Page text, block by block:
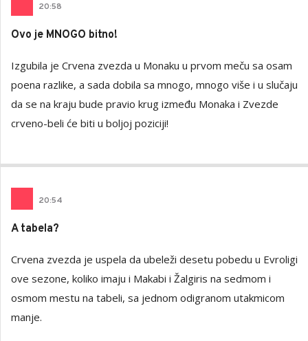
20:58
Ovo je MNOGO bitno!
Izgubila je Crvena zvezda u Monaku u prvom meču sa osam
poena razlike, a sada dobila sa mnogo, mnogo više i u slučaju
da se na kraju bude pravio krug između Monaka i Zvezde
crveno-beli će biti u boljoj poziciji!
20:54
A tabela?
Crvena zvezda je uspela da ubeleži desetu pobedu u Evroligi
ove sezone, koliko imaju i Makabi i Žalgiris na sedmom i
osmom mestu na tabeli, sa jednom odigranom utakmicom
manje.